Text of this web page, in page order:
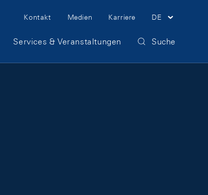
Meta Navigation
Kontakt Medien Karriere DE
Services & Veranstaltungen Suche